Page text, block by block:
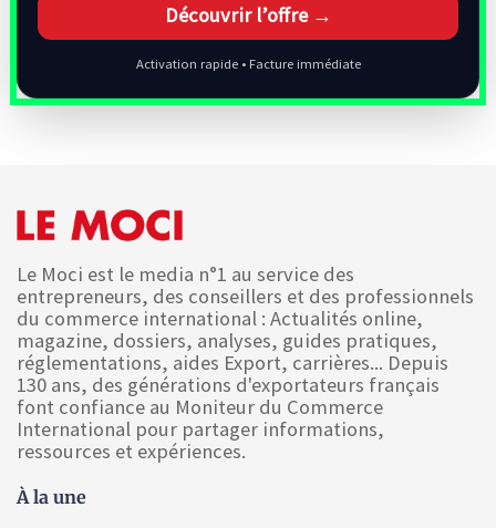
Découvrir l’offre →
Activation rapide • Facture immédiate
Le Moci est le media n°1 au service des
entrepreneurs, des conseillers et des professionnels
du commerce international : Actualités online,
magazine, dossiers, analyses, guides pratiques,
réglementations, aides Export, carrières... Depuis
130 ans, des générations d'exportateurs français
font confiance au Moniteur du Commerce
International pour partager informations,
ressources et expériences.
À la une